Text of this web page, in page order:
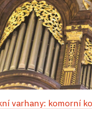
varhany: komorní